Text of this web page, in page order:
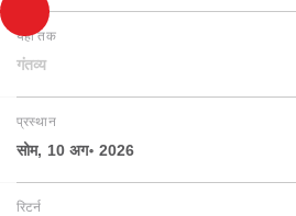
यहाँ तक
गंतव्य
प्रस्थान
सोम, 10 अग॰ 2026
रिटर्न